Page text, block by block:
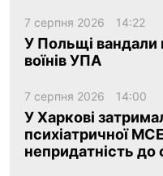
7 серпня 2026 14:22
У Польщі
воїнів УПА
7 серпня 2026 14:00
У Харкові
психіатричної
непридатність до